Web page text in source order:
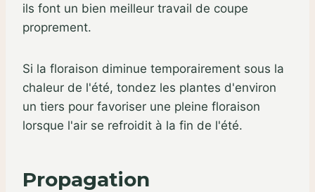
ils font un bien meilleur travail de coupe
proprement.
Si la floraison diminue temporairement sous la
chaleur de l'été, tondez les plantes d'environ
un tiers pour favoriser une pleine floraison
lorsque l'air se refroidit à la fin de l'été.
Propagation